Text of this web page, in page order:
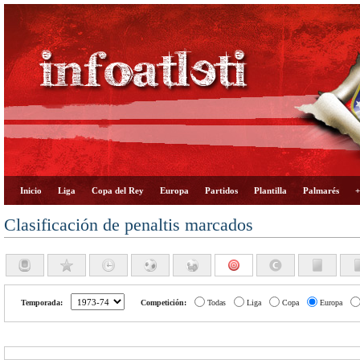
Inicio Liga Copa del Rey Europa Partidos Plantilla Palmarés
Clasificación de penaltis marcados
Temporada: Competición: Todas Liga Copa Europa